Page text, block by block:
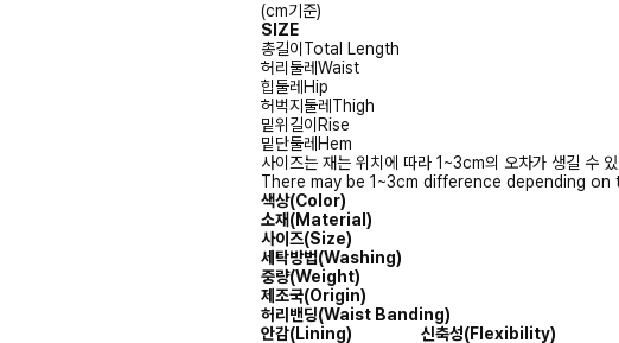
(cm기준)
SIZE
총길이 Total Length
허리둘레Waist
힙둘레 Hip
허벅지둘레 Thigh
밑위길이 Rise
밑단둘레 Hem
사이즈는 재는 위치에 따라 1~3cm의 오차가 생길 수
There may be 1~3cm difference depending
색상(Color)
소재(Material)
사이즈(Size)
세탁방법(Washing)
중량(Weight)
제조국(Origin)
허리밴딩(Waist Banding)
안감(Lining) 신축성(Flexibility)